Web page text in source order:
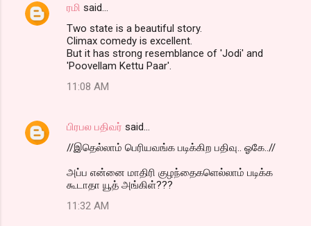
ரமி said…
Two state is a beautiful story.
Climax comedy is excellent.
But it has strong resemblance of 'Jodi' and
'Poovellam Kettu Paar'.
11:08 AM
பிரபல பதிவர் said…
//இதெல்லாம் பெரியவங்க படிக்கிற பதிவு.. ஓகே..//
அப்ப என்னை மாதிரி குழந்தைகளெல்லாம் படிக்க
கூடாதா யூத் அங்கிள்???
11:32 AM